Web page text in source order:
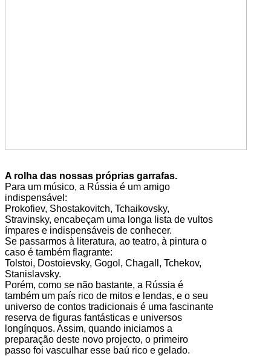
A rolha das nossas próprias garrafas.
Para um músico, a Rússia é um amigo
indispensável:
Prokofiev, Shostakovitch, Tchaikovsky,
Stravinsky, encabeçam uma longa lista de vultos
ímpares e indispensáveis de conhecer.
Se passarmos à literatura, ao teatro, à pintura o
caso é também flagrante:
Tolstoi, Dostoievsky, Gogol, Chagall, Tchekov,
Stanislavsky.
Porém, como se não bastante, a Rússia é
também um país rico de mitos e lendas, e o seu
universo de contos tradicionais é uma fascinante
reserva de figuras fantásticas e universos
longínquos. Assim, quando iniciamos a
preparação deste novo projecto, o primeiro
passo foi vasculhar esse baú rico e gelado.